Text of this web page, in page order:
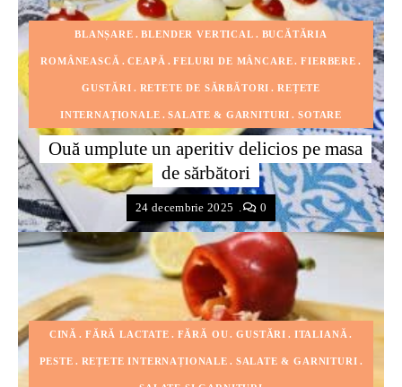
BLANȘARE BLENDER VERTICAL BUCĂTĂRIA
ROMÂNEASCĂ CEAPĂ FELURI DE MÂNCARE FIERBERE
GUSTĂRI RETETE DE SĂRBĂTORI REȚETE
INTERNAȚIONALE SALATE & GARNITURI SOTARE
Ouă umplute un aperitiv delicios pe masa
de sărbători
24 decembrie 2025 0
CINĂ FĂRĂ LACTATE FĂRĂ OU GUSTĂRI ITALIANĂ
PESTE REȚETE INTERNAȚIONALE SALATE & GARNITURI